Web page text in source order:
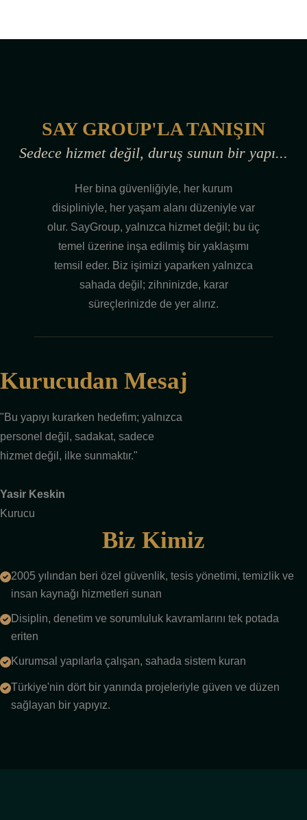
SAY GROUP'LA TANIŞIN
Sedece hizmet değil, duruş sunun bir yapı...
Her bina güvenliğiyle, her kurum
disipliniyle, her yaşam alanı düzeniyle var
olur. SayGroup, yalnızca hizmet değil; bu üç
temel üzerine inşa edilmiş bir yaklaşımı
temsil eder. Biz işimizi yaparken yalnızca
sahada değil; zihninizde, karar
süreçlerinizde de yer alırız.
Kurucudan Mesaj
"Bu yapıyı kurarken hedefim; yalnızca
personel değil, sadakat, sadece
hizmet değil, ilke sunmaktır."
Yasir Keskin
Kurucu
Biz Kimiz
2005 yılından beri özel güvenlik, tesis yönetimi, temizlik ve
insan kaynağı hizmetleri sunan
Disiplin, denetim ve sorumluluk kavramlarını tek potada
eriten
Kurumsal yapılarla çalışan, sahada sistem kuran
Türkiye'nin dört bir yanında projeleriyle güven ve düzen
sağlayan bir yapıyız.